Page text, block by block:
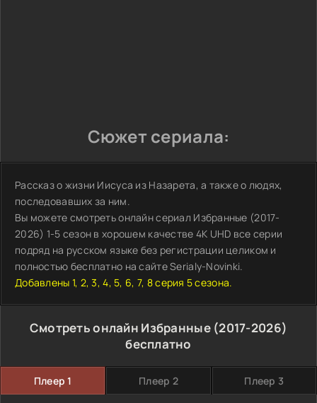
Сюжет сериала:
Рассказ о жизни Иисуса из Назарета, а также о людях,
последовавших за ним.
Вы можете смотреть онлайн сериал Избранные (2017-
2026) 1-5 сезон в хорошем качестве 4K UHD все серии
подряд на русском языке без регистрации целиком и
полностью бесплатно на сайте Serialy-Novinki.
Добавлены 1, 2, 3, 4, 5, 6, 7, 8 серия 5 сезона.
Смотреть онлайн Избранные (2017-2026)
бесплатно
Плеер 1 Плеер 2 Плеер 3